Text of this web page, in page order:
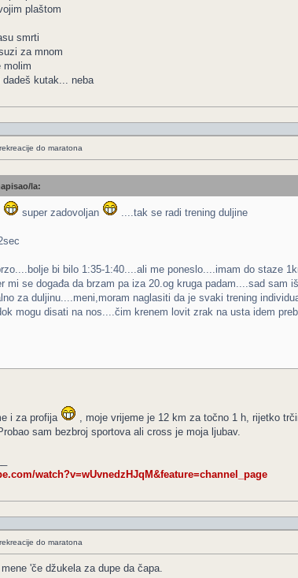
plaštom
smrti
za mnom
molim
dadeš kutak... neba
do maratona
la:
super zadovoljan ....tak se radi trening duljine
bi bilo 1:35-1:40....ali me poneslo....imam do staze
mi se događa da brzam pa iza 20.og kruga padam....sad
za duljinu....meni,moram naglasiti da je svaki trening
mogu disati na nos....čim krenem lovit zrak na usta idem
i za profija
, moje vrijeme je 12 km za točno 1 h, rijetko
sam bezbroj sportova ali cross je moja ljubav.
watch?v=wUvnedzHJqM&feature=channel_page
do maratona
'če džukela za dupe da čapa.